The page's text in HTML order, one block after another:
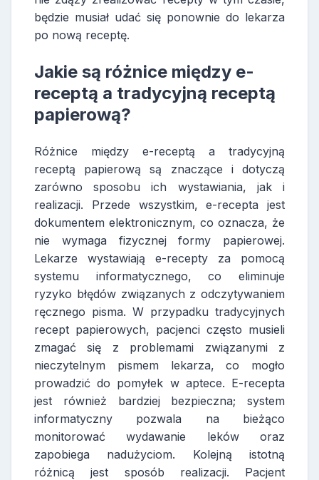
będzie musiał udać się ponownie do lekarza
po nową receptę.
Jakie są różnice między e-
receptą a tradycyjną receptą
papierową?
Różnice między e-receptą a tradycyjną
receptą papierową są znaczące i dotyczą
zarówno sposobu ich wystawiania, jak i
realizacji. Przede wszystkim, e-recepta jest
dokumentem elektronicznym, co oznacza, że
nie wymaga fizycznej formy papierowej.
Lekarze wystawiają e-recepty za pomocą
systemu informatycznego, co eliminuje
ryzyko błędów związanych z odczytywaniem
ręcznego pisma. W przypadku tradycyjnych
recept papierowych, pacjenci często musieli
zmagać się z problemami związanymi z
nieczytelnym pismem lekarza, co mogło
prowadzić do pomyłek w aptece. E-recepta
jest również bardziej bezpieczna; system
informatyczny pozwala na bieżąco
monitorować wydawanie leków oraz
zapobiega nadużyciom. Kolejną istotną
różnicą jest sposób realizacji. Pacjent